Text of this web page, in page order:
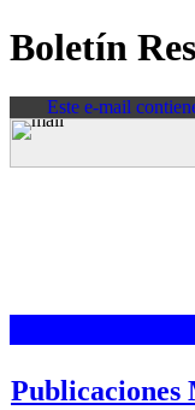
Boletín